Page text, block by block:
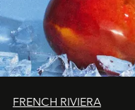
FRENCH RIVIERA